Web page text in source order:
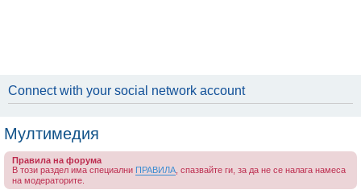
Connect with your social network account
Мултимедия
Правила на форума
В този раздел има специални ПРАВИЛА , спазвайте ги, за да не се налага намеса
на модераторите.